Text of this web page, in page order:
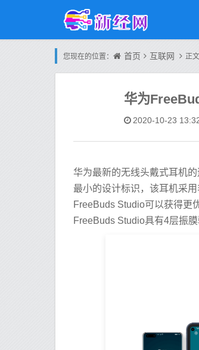
您现在的位置： 首页 互联网 正文
华为
2020-10-23
华为最新的无线头戴式耳机
最小的设计标识，该耳机采
FreeBuds Studio可以获得更
FreeBuds Studio具有4层振